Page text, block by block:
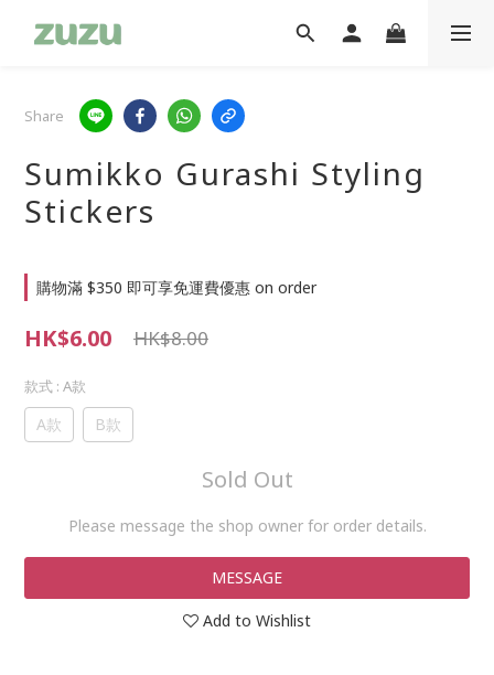
Share
Sumikko Gurashi Styling
Stickers
購物滿 $350 即可享免運費優惠 on order
HK$6.00 HK$8.00
款式 : A款
A款 B款
Sold Out
Please message the shop owner for order details.
MESSAGE
Add to Wishlist